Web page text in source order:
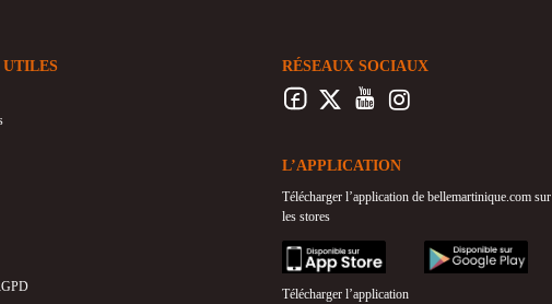
UTILES RÉSEAUX SOCIAUX
L’APPLICATION
Télécharger l’application de bellemartinique.com sur
les stores
appstore googleplay
Télécharger l’application